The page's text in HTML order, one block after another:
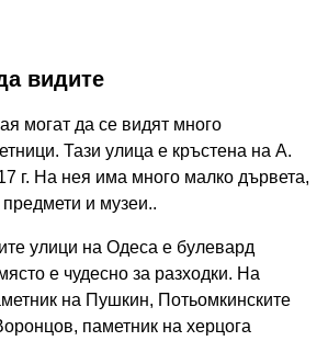
видите
могат да се видят много
Тази улица е кръстена на А.
г. На нея има много малко дървета,
и музеи..
улици на Одеса е булевард
е чудесно за разходки. На
на Пушкин, Потьомкинските
паметник на херцога